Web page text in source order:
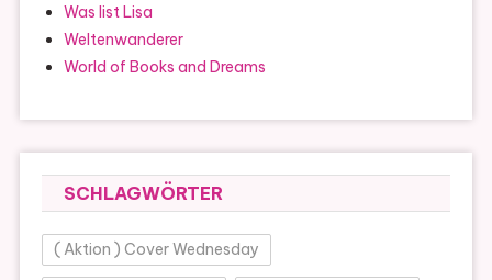
Was list Lisa
Weltenwanderer
World of Books and Dreams
SCHLAGWÖRTER
( Aktion ) Cover Wednesday